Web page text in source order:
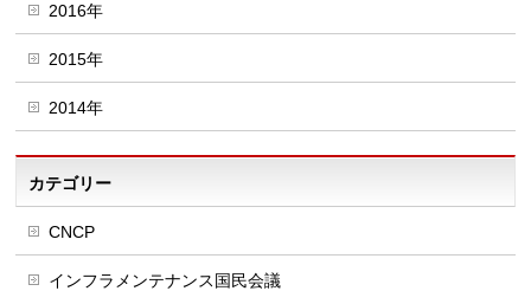
2016年
2015年
2014年
カテゴリー
CNCP
インフラメンテナンス国民会議